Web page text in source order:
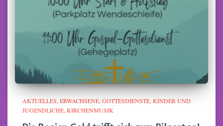
AKTUELLES ERWACHSENE GOTTESDIENSTE KINDER UND
JUGENDLICHE KIRCHENMUSIK